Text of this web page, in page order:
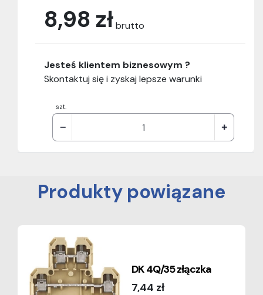
8,98 złbrutto
szt.
Jesteś klientem biznesowym ?
Skontaktuj się i zyskaj lepsze warunki
Produkty powiązane
DK 4Q/35 złączka
7,44 zł